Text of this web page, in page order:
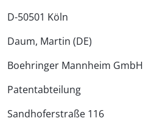
D-50501 Köln
Daum, Martin (DE)
Boehringer Mannheim GmbH
Patentabteilung
Sandhoferstraße 116